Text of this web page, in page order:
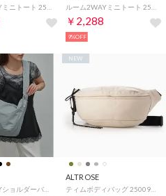
￥2,288
9%OFF
ALTROSE
ティムボディバッグ 250090 （アイボリー）
NEW